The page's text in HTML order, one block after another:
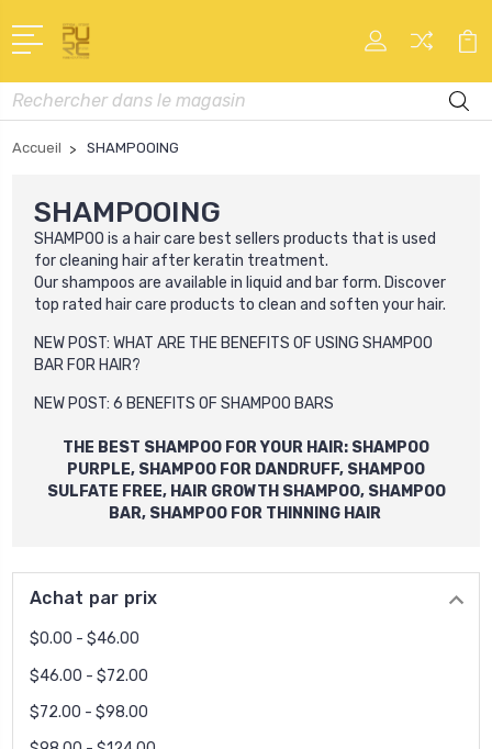
Recherche
Accueil SHAMPOOING
SHAMPOOING
SHAMPOO is a hair care best sellers products that is used
for cleaning hair after keratin treatment.
Ourshampoos are available in liquid and bar form. Discover
top rated hair care products to clean and soften your hair.
NEW POST: WHAT ARE THE BENEFITS OF USING SHAMPOO
BAR FOR HAIR?
NEW POST: 6 BENEFITS OF SHAMPOO BARS
THE BEST SHAMPOO FOR YOUR HAIR: SHAMPOO
PURPLE, SHAMPOO FOR DANDRUFF, SHAMPOO
SULFATE FREE, HAIR GROWTH SHAMPOO, SHAMPOO
BAR, SHAMPOO FOR THINNING HAIR
Achat par prix
$0.00 - $46.00
$46.00 - $72.00
$72.00 - $98.00